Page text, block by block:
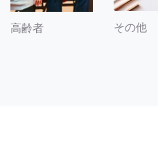
高齢者 その他